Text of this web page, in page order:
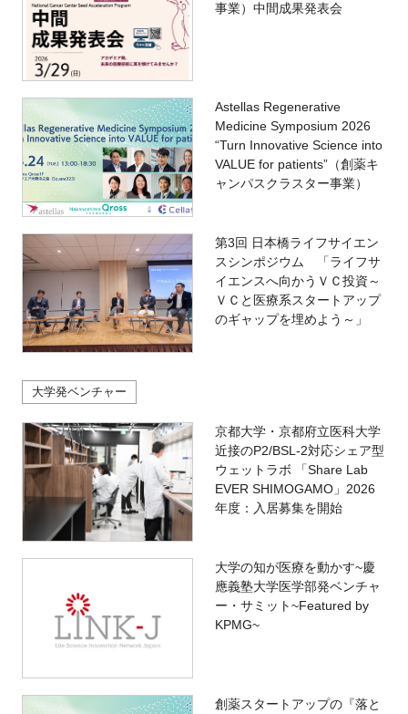
事業）中間成果発表会
Astellas Regenerative
Medicine Symposium 2026
“Turn Innovative Science into
VALUE for patients”（創薬キ
ャンパスクラスター事業）
第3回 日本橋ライフサイエン
スシンポジウム 「ライフサ
イエンスへ向かうＶＣ投資～
ＶＣと医療系スタートアップ
のギャップを埋めよう～」
大学発ベンチャー
京都大学・京都府立医科大学
近接のP2/BSL-2対応シェア型
ウェットラボ 「Share Lab
EVER SHIMOGAMO」2026
年度：入居募集を開始
大学の知が医療を動かす~慶
應義塾大学医学部発ベンチャ
ー・サミット~Featured by
KPMG~
創薬スタートアップの『落と